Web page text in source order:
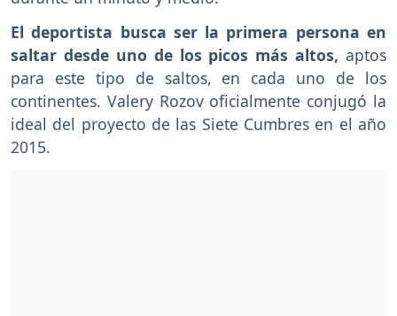
El deportista busca ser la primera persona en
saltar desde uno de los picos más altos, aptos
para este tipo de saltos, en cada uno de los
continentes. Valery Rozov oficialmente conjugó la
ideal del proyecto de las Siete Cumbres en el año
2015.